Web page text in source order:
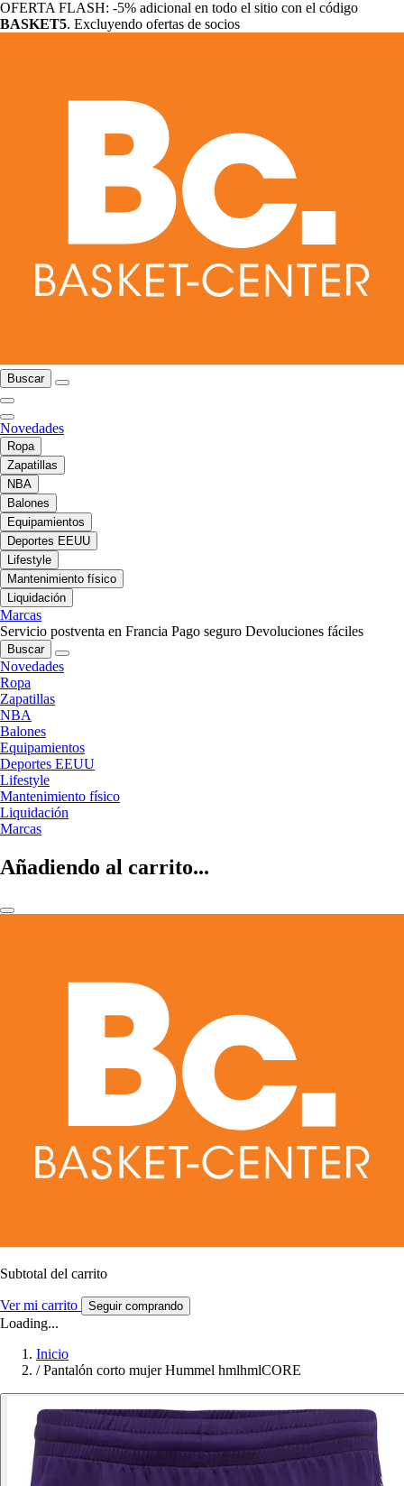
OFERTA FLASH: -5% adicional en todo el sitio con el código
BASKET5. Excluyendo ofertas de socios
Buscar
Novedades
Ropa
Zapatillas
NBA
Balones
Equipamientos
Deportes EEUU
Lifestyle
Mantenimiento físico
Liquidación
Marcas
Servicio postventa en Francia Pago seguro Devoluciones fáciles
Buscar
Novedades
Ropa
Zapatillas
NBA
Balones
Equipamientos
Deportes EEUU
Lifestyle
Mantenimiento físico
Liquidación
Marcas
Añadiendo al carrito...
Subtotal del carrito
Ver mi carrito Seguir comprando
Loading...
Inicio
/ Pantalón corto mujer Hummel hmlhmlCORE